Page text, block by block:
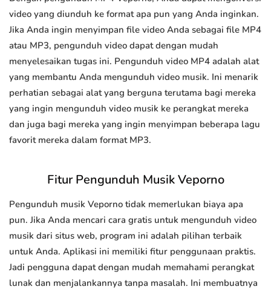
video yang diunduh ke format apa pun yang Anda inginkan.
Jika Anda ingin menyimpan file video Anda sebagai file MP4
atau MP3, pengunduh video dapat dengan mudah
menyelesaikan tugas ini. Pengunduh video MP4 adalah alat
yang membantu Anda mengunduh video musik. Ini menarik
perhatian sebagai alat yang berguna terutama bagi mereka
yang ingin mengunduh video musik ke perangkat mereka
dan juga bagi mereka yang ingin menyimpan beberapa lagu
favorit mereka dalam format MP3.
Fitur Pengunduh Musik Veporno
Pengunduh musik Veporno tidak memerlukan biaya apa
pun. Jika Anda mencari cara gratis untuk mengunduh video
musik dari situs web, program ini adalah pilihan terbaik
untuk Anda. Aplikasi ini memiliki fitur penggunaan praktis.
Jadi pengguna dapat dengan mudah memahami perangkat
lunak dan menjalankannya tanpa masalah. Ini membuatnya